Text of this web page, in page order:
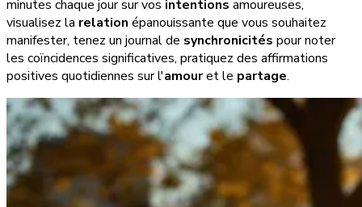
minutes chaque jour sur vos intentions amoureuses,
visualisez la relation épanouissante que vous souhaitez
manifester, tenez un journal de synchronicités pour noter
les coïncidences significatives, pratiquez des affirmations
positives quotidiennes sur l'amouret le partage.